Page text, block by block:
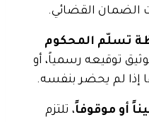
الضمان القضائي.
تسلّم المحكوم
توقيعه رسمياً، أو
إذا لم يحضر بنفسه.
أو موقوفاً، تلتزم